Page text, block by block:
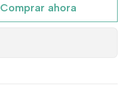
Comprar ahora